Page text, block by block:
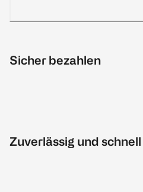
Sicher bezahlen
Zuverlässig und